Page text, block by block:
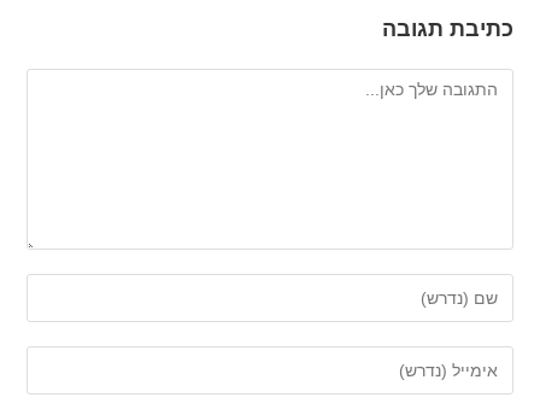
כתיבת תגובה
להגיב
את
השם
שלך
את